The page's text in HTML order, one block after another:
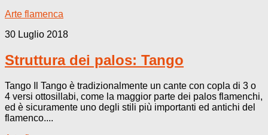
Arte flamenca
30 Luglio 2018
Struttura dei palos: Tango
Tango Il Tango è tradizionalmente un cante con copla di 3 o
4 versi ottosillabi, come la maggior parte dei palos flamenchi,
ed è sicuramente uno degli stili più importanti ed antichi del
flamenco....